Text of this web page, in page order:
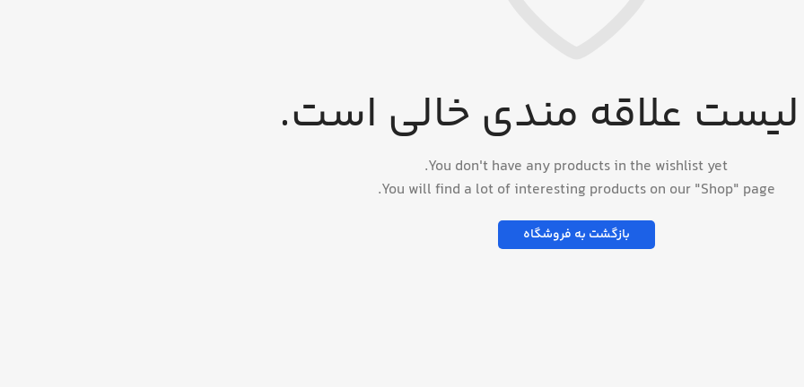
علاقه مندی خالی است.
You don't have any products in the wishlist yet.
You will find a lot of interesting products on our "Shop" page.
بازگشت به فروشگاه